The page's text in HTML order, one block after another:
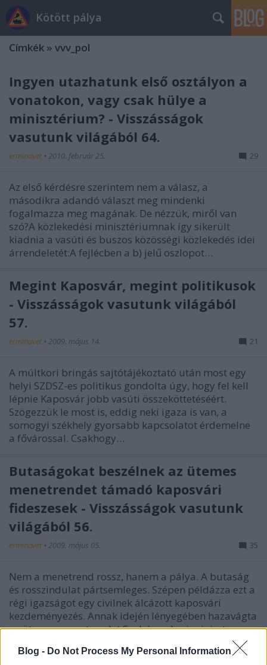
Blog - Do Not Process My Personal Information
Kötött pálya
Címkék » vvv_pol
Ingyen utazhatunk első osztályon a
vonatokon, vagy csak hülye a
minisztérium? - Visszásságok
vasutunk világából 64.
erminavet • 2010. február 25. 29
Az első kérdésre szerintem nem a válasz, a
másodikra adandó választ meg mindenki
fogalmazza meg magának. De nézzük, miről van
szó?A közlekedési minisztériumnak így sikerült
kiadnia a vasúti és buszos közösségi közlekedés idei
árrendeletét:A fejlécben a b) jelű oszlopot…
Megint Kaposvár, megint politikusok
- Visszásságok vasutunk világából
57.
erminavet • 2009. május 14. 21
A múltkori bringás sajtótájékoztató után most egy
helyi SZDSZ-es politikus gondolta úgy, hogy fel kell
lépnie Kaposvár jobb vasúti összeköttetéséért.
Szögezzük le most is, eddig neki igaza is van, a
somogyi székhely gyorsabb kapcsolatot érdemelne
a fővárossal. Csakhogy…
Butaságokat beszélnek az ütemes
menetrendet támadó kaposvári
fideszesek - Visszásságok vasutunk
világából 56.
erminavet • 2009. május 05. 35
Nem a menetrend rossz, hanem a pálya. A butaság
és rosszindulat pártsemleges. Szépen példázza ezt a
régi igazságot egy civilnek álcázott kaposvári
kezdeményezés. Annak idején lényegében hazavágta
az ütemes menetrendet Szabó egykori miniszter